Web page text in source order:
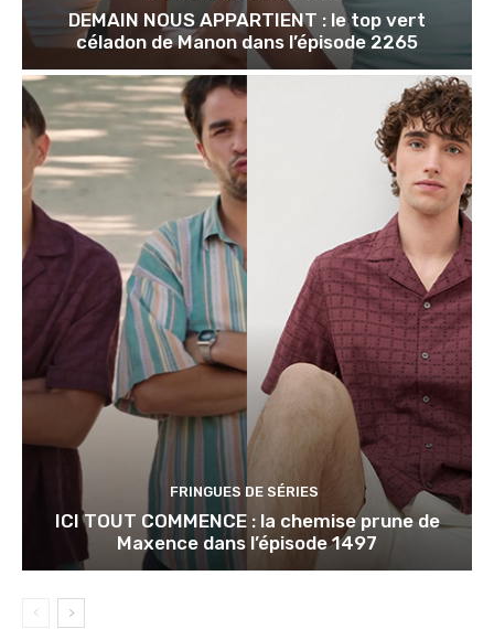
DEMAIN NOUS APPARTIENT : le top vert
céladon de Manon dans l’épisode 2265
FRINGUES DE SÉRIES
ICI TOUT COMMENCE : la chemise prune de
Maxence dans l’épisode 1497